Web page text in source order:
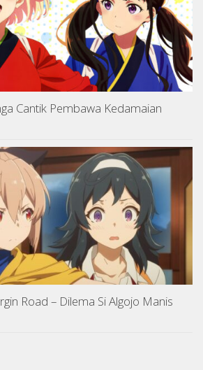
Cantik Pembawa Kedamaian
Road – Dilema Si Algojo Manis